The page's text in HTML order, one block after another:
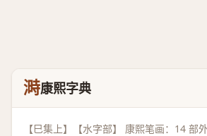
溡康熙字典
【巳集上】【水字部】 康熙笔画：14 部